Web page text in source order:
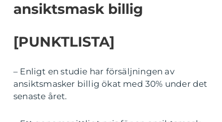
ansiktsmask billig
[PUNKTLISTA]
– Enligt en studie har försäljningen av
ansiktsmasker billig ökat med 30% under det
senaste året.